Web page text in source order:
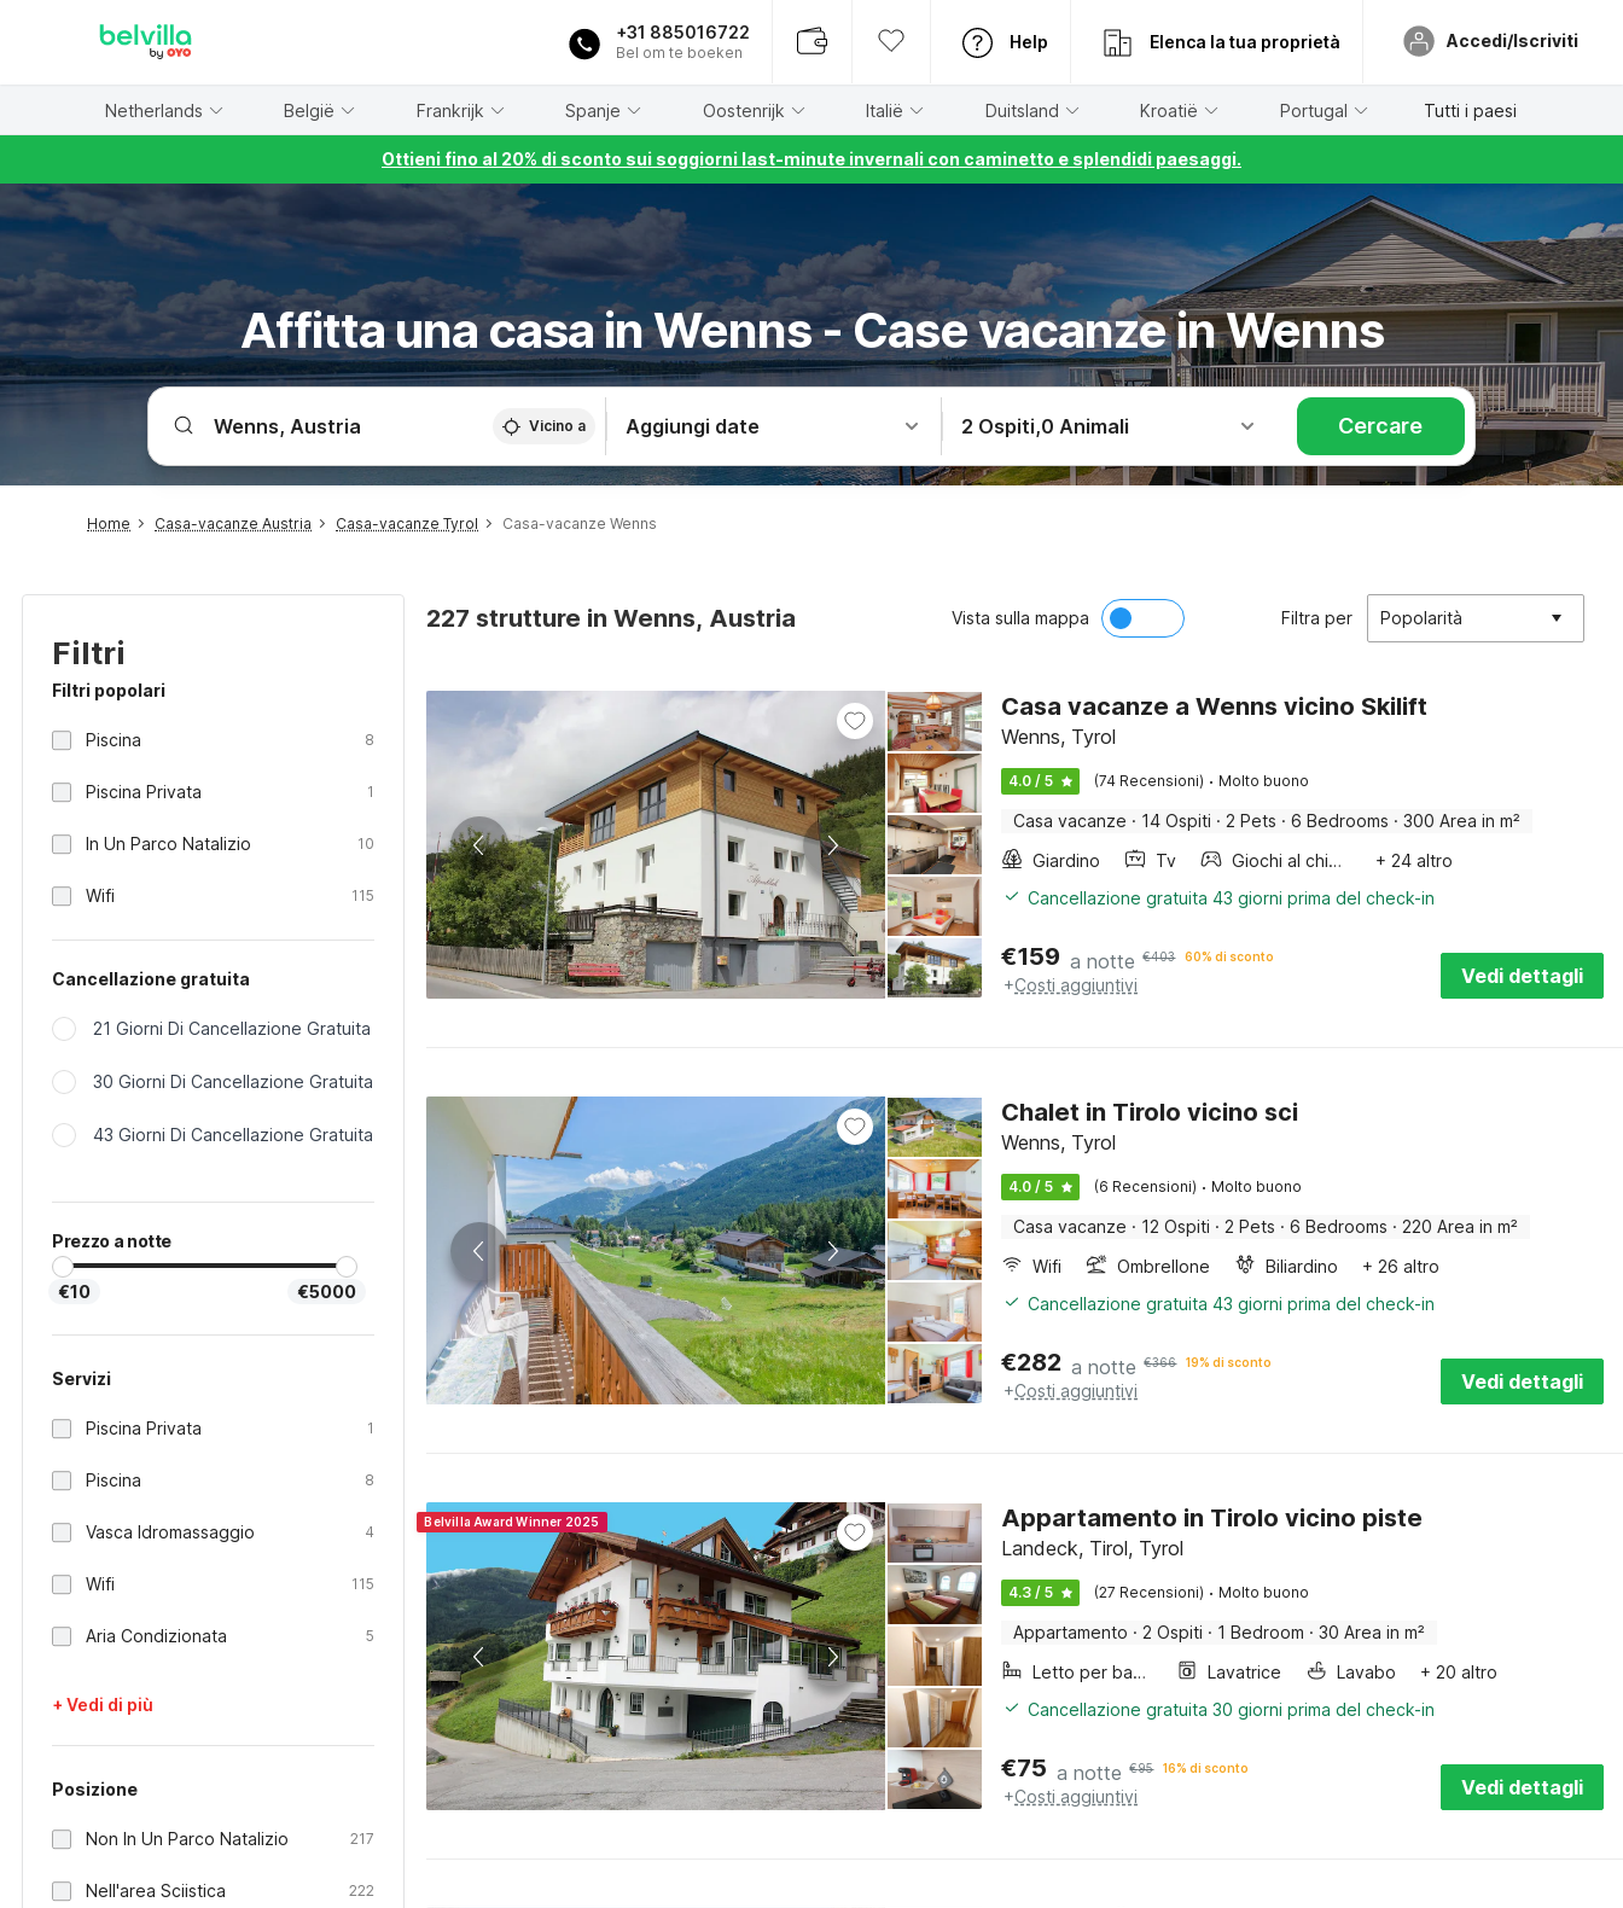
+31 885016722
Bel om te boeken
Help Elenca la tua proprietà Accedi/Iscriviti
Netherlands België Frankrijk Spanje Oostenrijk Italië Duitsland Kroatië Portugal Tutti i paesi
Ottieni fino al 20% di sconto sui soggiorni last-minute invernali con caminetto e splendidi paesaggi.
Affitta una casa in Wenns - Case vacanze in Wenns
Vicino a Aggiungi date 2 Ospiti,0 Animali Cercare
Home Casa-vacanze Austria Casa-vacanze Tyrol Casa-vacanze Wenns
Filtri
Filtri popolari
Piscina 8
Piscina Privata 1
In Un Parco Natalizio 10
Wifi 115
Cancellazione gratuita
21 Giorni Di Cancellazione Gratuita
30 Giorni Di Cancellazione Gratuita
43 Giorni Di Cancellazione Gratuita
Prezzo a notte
€10 €5000
Servizi
Piscina Privata 1
Piscina 8
Vasca Idromassaggio 4
Wifi 115
Aria Condizionata 5
+ Vedi di più
Posizione
Non In Un Parco Natalizio 217
Nell'area Sciistica 222
227 strutture in Wenns, Austria Vista sulla mappa Filtra per Popolarità
Casa vacanze a Wenns vicino Skilift
Wenns, Tyrol
4.0 / 5 (74 Recensioni) · Molto buono
Casa vacanze · 14 Ospiti · 2 Pets · 6 Bedrooms · 300 Area in m²
Giardino
Tv Giochi al chiuso
+ 24 altro
Cancellazione gratuita 43 giorni prima del check-in
€159 a notte €403 60% di sconto
+Costi aggiuntivi Vedi dettagli
Chalet in Tirolo vicino sci
Wenns, Tyrol
4.0 / 5 (6 Recensioni) · Molto buono
Casa vacanze · 12 Ospiti · 2 Pets · 6 Bedrooms · 220 Area in m²
Wifi
Ombrellone Biliardino
+ 26 altro
Cancellazione gratuita 43 giorni prima del check-in
€282 a notte €366 19% di sconto
+Costi aggiuntivi Vedi dettagli
Belvilla Award Winner 2025 Appartamento in Tirolo vicino piste
Landeck, Tirol, Tyrol
4.3 / 5 (27 Recensioni) · Molto buono
Appartamento · 2 Ospiti · 1 Bedroom · 30 Area in m²
Letto per bambini
Lavatrice Lavabo
+ 20 altro
Cancellazione gratuita 30 giorni prima del check-in
€75 a notte €95 16% di sconto
+Costi aggiuntivi Vedi dettagli